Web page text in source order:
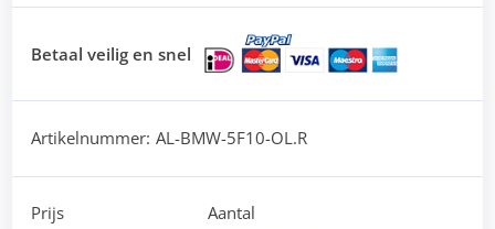
Betaal veilig en snel
Artikelnummer: AL-BMW-5F10-OL.R
Prijs
Aantal